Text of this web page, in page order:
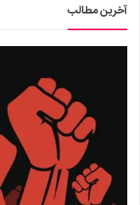
آخرین مطالب